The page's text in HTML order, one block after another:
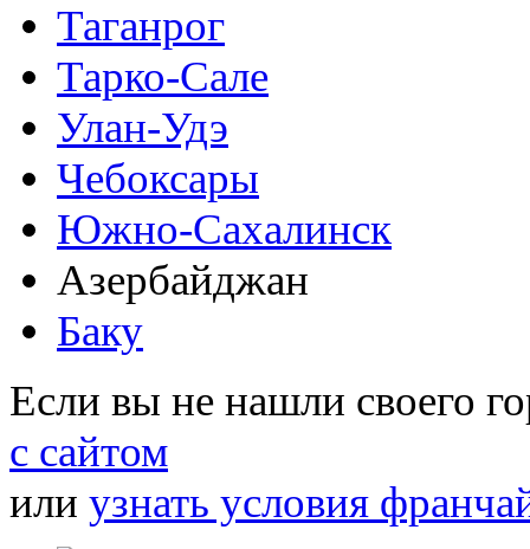
Таганрог
Тарко-Сале
Улан-Удэ
Чебоксары
Южно-Сахалинск
Азербайджан
Баку
Если вы не нашли своего
с сайтом
или узнать условия